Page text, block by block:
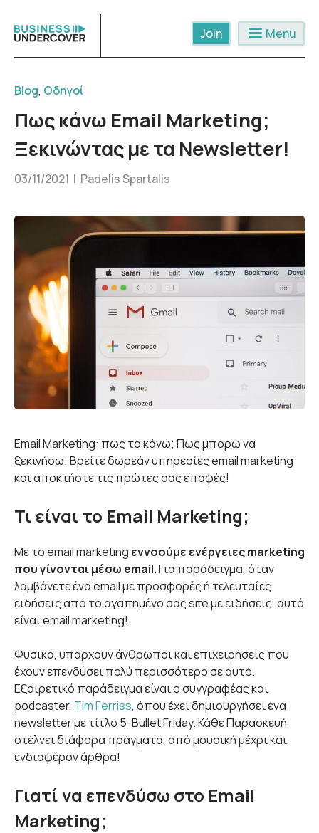
content
menu Menu
Blog, Οδηγοί
Πως κάνω Email Marketing;
Ξεκινώντας με τα Newsletter!
03/11/2021 | Padelis Spartalis
Email Marketing: πως το κάνω; Πως μπορώ να
ξεκινήσω; Βρείτε δωρεάν υπηρεσίες email marketing
και αποκτήστε τις πρώτες σας επαφές!
Τι είναι το Email Marketing;
Με το email marketing εννοούμε ενέργειες marketing
που γίνονται μέσω email. Για παράδειγμα, όταν
λαμβάνετε ένα email με προσφορές ή τελευταίες
ειδήσεις από το αγαπημένο σας site με ειδήσεις, αυτό
είναι email marketing!
Φυσικά, υπάρχουν άνθρωποι και επιχειρήσεις που
έχουν επενδύσει πολύ περισσότερο σε αυτό.
Εξαιρετικό παράδειγμα είναι ο συγγραφέας και
podcaster, Tim Ferriss, όπου έχει δημιουργήσει ένα
newsletter με τίτλο 5-Bullet Friday. Κάθε Παρασκευή
στέλνει διάφορα πράγματα, από μουσική μέχρι και
ενδιαφέρον άρθρα!
Γιατί να επενδύσω στο Email
Marketing;